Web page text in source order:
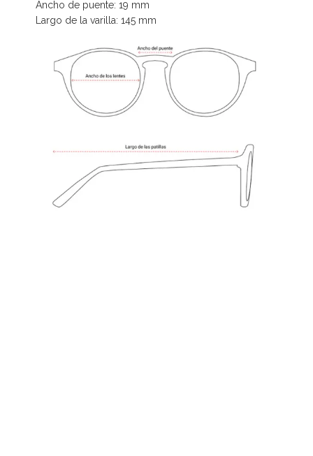
Ancho de puente: 19 mm
Largo de la varilla: 145 mm